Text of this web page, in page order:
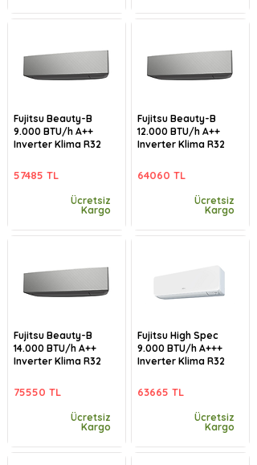
Fujitsu Beauty-B
9.000 BTU/h A++
Inverter Klima R32
57485 TL
Ücretsiz
Kargo
Fujitsu Beauty-B
14.000 BTU/h A++
Inverter Klima R32
75550 TL
Ücretsiz
Kargo
Fujitsu Beauty-B
12.000 BTU/h A++
Inverter Klima R32
64060 TL
Ücretsiz
Kargo
Fujitsu High Spec
9.000 BTU/h A+++
Inverter Klima R32
63665 TL
Ücretsiz
Kargo